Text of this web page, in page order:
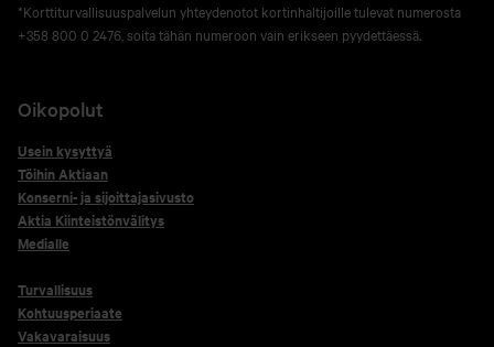
*Korttiturvallisuuspalvelun yhteydenotot kortinhaltijoille tulevat numerosta
+358 800 0 2476, soita tähän numeroon vain erikseen pyydettäessä.
Oikopolut
Usein kysyttyä
Töihin Aktiaan
Konserni- ja sijoittajasivusto
Aktia Kiinteistönvälitys
Medialle
Turvallisuus
Kohtuusperiaate
Vakavaraisuus